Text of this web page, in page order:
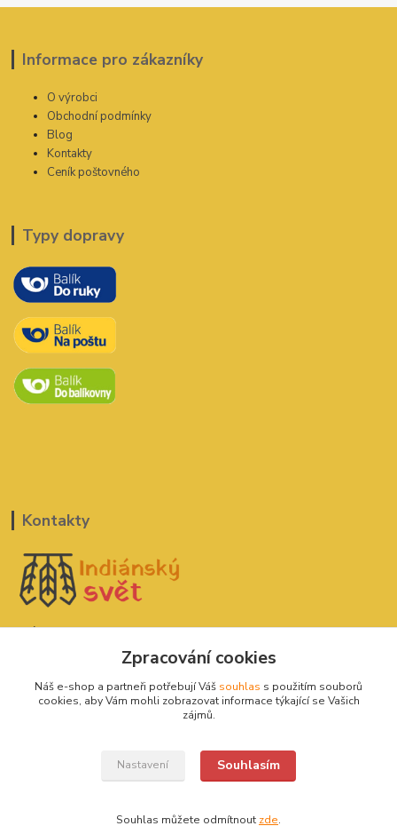
Informace pro zákazníky
O výrobci
Obchodní podmínky
Blog
Kontakty
Ceník poštovného
Typy dopravy
Kontakty
Indiánský svět
777 775 182
Zpracování cookies
Náš e-shop a partneři potřebují Váš souhlas s použitím souborů
cookies, aby Vám mohli zobrazovat informace týkající se Vašich
zájmů.
Nastavení Souhlasím
Souhlas můžete odmítnout zde.